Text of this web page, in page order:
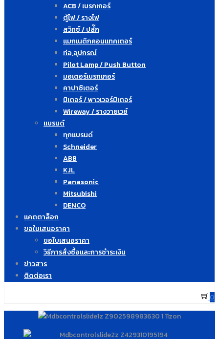
ACB / เบรกเกอร์
ตู้ไฟ / รางไฟ
สวิทซ์ / ปลั๊ก
แมกเนติกคอนแทคเตอร์
ท่อ,อุปกรณ์
Pilot Lamp / Push Button
มอเตอร์เบรกเกอร์
คาปาซิเตอร์
มิเตอร์ / พาวเวอร์มิเตอร์
Wireway / รางวายเวย์
แบรนด์
ทุกแบรนด์
Schneider
ABB
KJL
Panasonic
Mitsubishi
DENCO
แคตตาล็อก
ขอใบเสนอราคา
ขอใบเสนอราคา
วิธีการสั่งซื้อและการชำระเงิน
ข่าวสาร
ติดต่อเรา
0